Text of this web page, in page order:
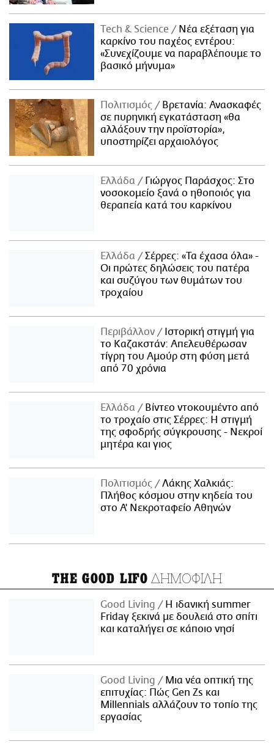
Τech & Science
Νέα εξέταση για
καρκίνο του παχέος εντέρου:
«Συνεχίζουμε να παραβλέπουμε το
βασικό μήνυμα»
Πολιτισμός
Βρετανία: Ανασκαφές
σε πυρηνική εγκατάσταση «θα
αλλάξουν την προϊστορία»,
υποστηρίζει αρχαιολόγος
Ελλάδα
Γιώργος Παράσχος: Στο
νοσοκομείο ξανά ο ηθοποιός για
θεραπεία κατά του καρκίνου
Ελλάδα
Σέρρες: «Τα έχασα όλα» -
Οι πρώτες δηλώσεις του πατέρα
και συζύγου των θυμάτων του
τροχαίου
Περιβάλλον
Ιστορική στιγμή για
το Καζακστάν: Απελευθέρωσαν
τίγρη του Αμούρ στη φύση μετά
από 70 χρόνια
Ελλάδα
Βίντεο ντοκουμέντο από
το τροχαίο στις Σέρρες: Η στιγμή
της σφοδρής σύγκρουσης - Νεκροί
μητέρα και γιος
Πολιτισμός
Λάκης Χαλκιάς:
Πλήθος κόσμου στην κηδεία του
στο Α' Νεκροταφείο Αθηνών
THE GOOD LIFO ΔΗΜΟΦΙΛΗ
Good Living
Η ιδανική summer
Friday ξεκινά με δουλειά στο σπίτι
και καταλήγει σε κάποιο νησί
Good Living
Μια νέα οπτική της
επιτυχίας: Πώς Gen Zs και
Millennials αλλάζουν το τοπίο της
εργασίας